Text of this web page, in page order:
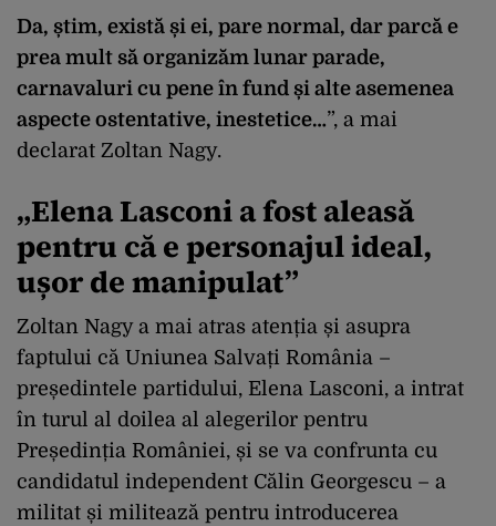
Da, știm, există și ei, pare normal, dar parcă e
prea mult să organizăm lunar parade,
carnavaluri cu pene în fund și alte asemenea
aspecte ostentative, inestetice…”, a mai
declarat Zoltan Nagy.
„Elena Lasconi a fost aleasă
pentru că e personajul ideal,
ușor de manipulat”
Zoltan Nagy a mai atras atenția și asupra
faptului că Uniunea Salvați România –
președintele partidului, Elena Lasconi, a intrat
în turul al doilea al alegerilor pentru
Președinția României, și se va confrunta cu
candidatul independent Călin Georgescu – a
militat și militează pentru introducerea